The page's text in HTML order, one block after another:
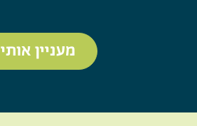
מעניין אותי